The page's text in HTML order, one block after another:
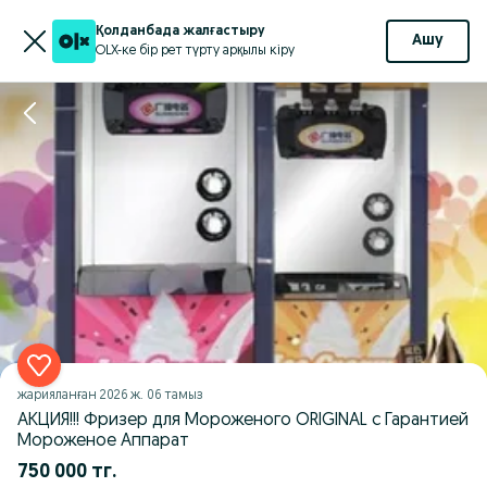
Қолданбада жалғастыру
OLX-ке бір рет түрту арқылы кіру
Ашу
жарияланған 2026 ж. 06 тамыз
АКЦИЯ!!! Фризер для Мороженого ORIGINAL с Гарантией
Мороженое Аппарат
750 000 тг.